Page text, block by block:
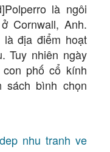
là ngôi
Cornwall, Anh.
địa điểm hoạt
Tuy nhiên ngày
phố cổ kính
sách bình chọn